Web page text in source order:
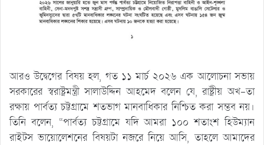
আরও উদ্বেগের বিষয় হল, গত ১১ মার্চ ২০২৬ এক আলোচনা সভায়
সরকারের স্বরাষ্ট্রমন্ত্রী সালাউদ্দিন আহমেদ বলেন যে, রাষ্ট্রীয় অখ-তা
রক্ষায় পার্বত্য চট্টগ্রামে শতভাগ মানবাধিকার নিশ্চিত করা সম্ভব নয়।
তিনি বলেন, “পার্বত্য চট্টগ্রামে যদি আমরা ১০০ শতাংশ হিউম্যান
রাইটস ভায়োলেশনের বিষয়টা নজরে নিয়ে আসি, তাহলে আমাদের